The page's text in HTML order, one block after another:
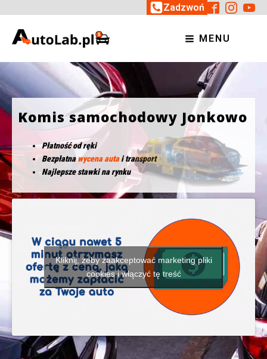
Zadzwoń
MENU
Komis samochodowy Jonkowo
Płatność od ręki
Bezpłatnawycena autai transport
Najlepsze stawki na rynku
Kliknij, żeby zaakceptować marketing pliki
cookies i włączyć tę treść